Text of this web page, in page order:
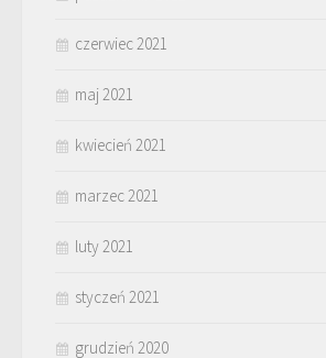
czerwiec 2021
maj 2021
kwiecień 2021
marzec 2021
luty 2021
styczeń 2021
grudzień 2020